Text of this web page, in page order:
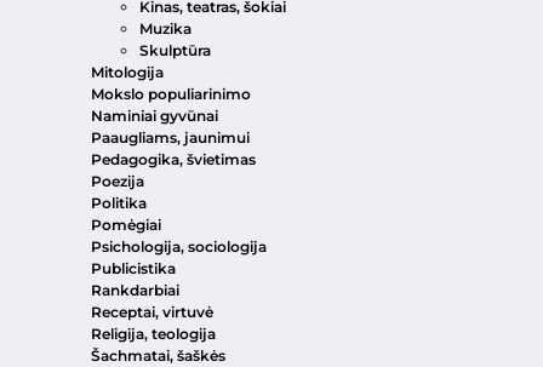
Kinas, teatras, šokiai
Muzika
Skulptūra
Mitologija
Mokslo populiarinimo
Naminiai gyvūnai
Paaugliams, jaunimui
Pedagogika, švietimas
Poezija
Politika
Pomėgiai
Psichologija, sociologija
Publicistika
Rankdarbiai
Receptai, virtuvė
Religija, teologija
Šachmatai, šaškės